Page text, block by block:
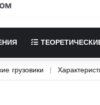
и легкие грузовики |